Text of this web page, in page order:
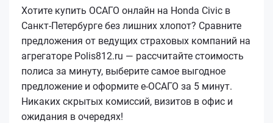
Хотите купить ОСАГО онлайн на Honda Civic в
Санкт-Петербурге без лишних хлопот? Сравните
предложения от ведущих страховых компаний на
агрегаторе Polis812.ru — рассчитайте стоимость
полиса за минуту, выберите самое выгодное
предложение и оформите е‑ОСАГО за 5 минут.
Никаких скрытых комиссий, визитов в офис и
ожидания в очередях!